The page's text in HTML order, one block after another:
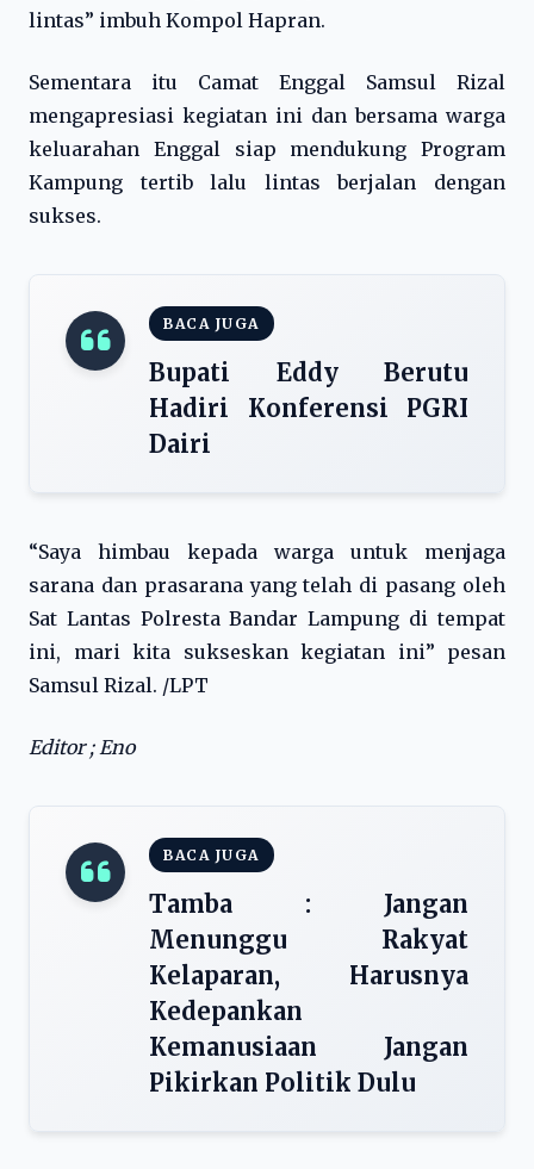
lintas” imbuh Kompol Hapran.
Sementara itu Camat Enggal Samsul Rizal
mengapresiasi kegiatan ini dan bersama warga
keluarahan Enggal siap mendukung Program
Kampung tertib lalu lintas berjalan dengan
sukses.
BACA JUGA
Bupati Eddy Berutu
Hadiri Konferensi PGRI
Dairi
“Saya himbau kepada warga untuk menjaga
sarana dan prasarana yang telah di pasang oleh
Sat Lantas Polresta Bandar Lampung di tempat
ini, mari kita sukseskan kegiatan ini” pesan
Samsul Rizal. /LPT
Editor ; Eno
BACA JUGA
Tamba : Jangan
Menunggu Rakyat
Kelaparan, Harusnya
Kedepankan
Kemanusiaan Jangan
Pikirkan Politik Dulu